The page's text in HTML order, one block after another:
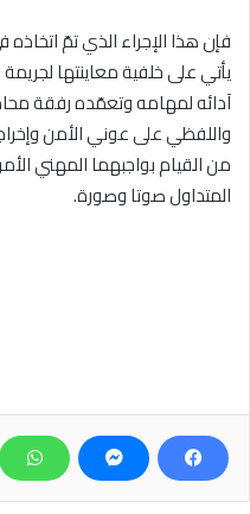
فإن هذا الإجراء الذي تمّ
يأتي على خلفية معاينتها
آدائه لمهامه وتعمّده رفقة
واللفظي على عوني الأمن
من القيام بواجبهما المهني
المتداول صوتا وصورة.